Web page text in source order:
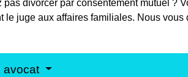
pas divorcer par consentement mutuel ?
le juge aux affaires familiales. Nous
avocat